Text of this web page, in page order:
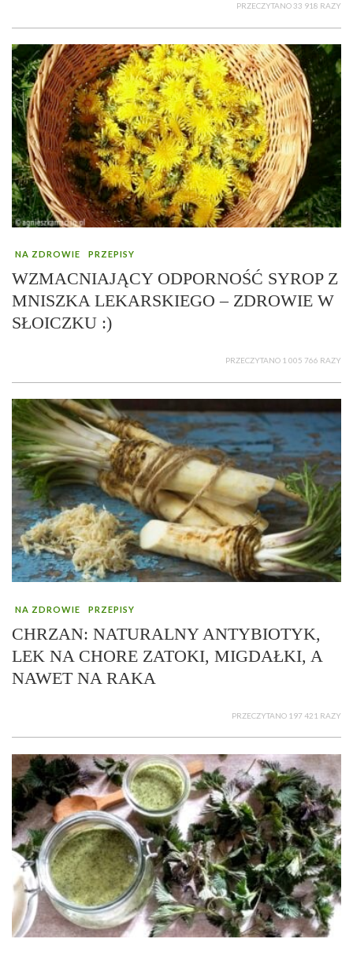
PRZECZYTANO 33 918 RAZY
NA ZDROWIE PRZEPISY
WZMACNIAJĄCY ODPORNOŚĆ SYROP Z
MNISZKA LEKARSKIEGO – ZDROWIE W
SŁOICZKU :)
PRZECZYTANO 1 005 766 RAZY
NA ZDROWIE PRZEPISY
CHRZAN: NATURALNY ANTYBIOTYK,
LEK NA CHORE ZATOKI, MIGDAŁKI, A
NAWET NA RAKA
PRZECZYTANO 197 421 RAZY